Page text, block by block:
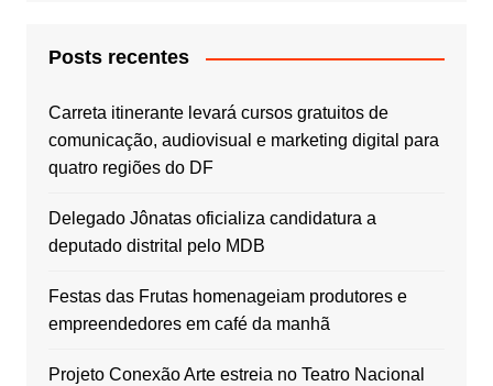
Posts recentes
Carreta itinerante levará cursos gratuitos de
comunicação, audiovisual e marketing digital para
quatro regiões do DF
Delegado Jônatas oficializa candidatura a
deputado distrital pelo MDB
Festas das Frutas homenageiam produtores e
empreendedores em café da manhã
Projeto Conexão Arte estreia no Teatro Nacional